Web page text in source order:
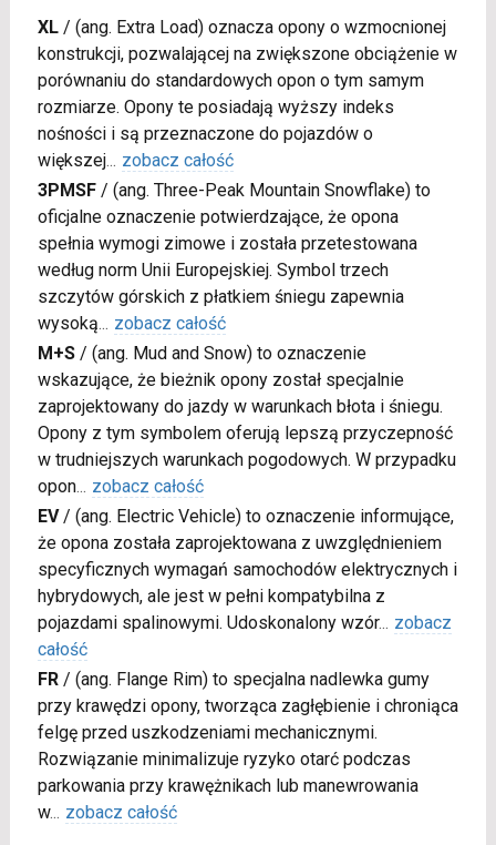
XL/ (ang. Extra Load) oznacza opony o wzmocnionej
konstrukcji, pozwalającej na zwiększone obciążenie w
porównaniu do standardowych opon o tym samym
rozmiarze. Opony te posiadają wyższy indeks
nośności i są przeznaczone do pojazdów o
większej... zobacz całość
3PMSF/ (ang. Three-Peak Mountain Snowflake) to
oficjalne oznaczenie potwierdzające, że opona
spełnia wymogi zimowe i została przetestowana
według norm Unii Europejskiej. Symbol trzech
szczytów górskich z płatkiem śniegu zapewnia
wysoką... zobacz całość
M+S/ (ang. Mud and Snow) to oznaczenie
wskazujące, że bieżnik opony został specjalnie
zaprojektowany do jazdy w warunkach błota i śniegu.
Opony z tym symbolem oferują lepszą przyczepność
w trudniejszych warunkach pogodowych. W przypadku
opon... zobacz całość
EV/ (ang. Electric Vehicle) to oznaczenie informujące,
że opona została zaprojektowana z uwzględnieniem
specyficznych wymagań samochodów elektrycznych i
hybrydowych, ale jest w pełni kompatybilna z
pojazdami spalinowymi. Udoskonalony wzór... zobacz
całość
FR/ (ang. Flange Rim) to specjalna nadlewka gumy
przy krawędzi opony, tworząca zagłębienie i chroniąca
felgę przed uszkodzeniami mechanicznymi.
Rozwiązanie minimalizuje ryzyko otarć podczas
parkowania przy krawężnikach lub manewrowania
w... zobacz całość